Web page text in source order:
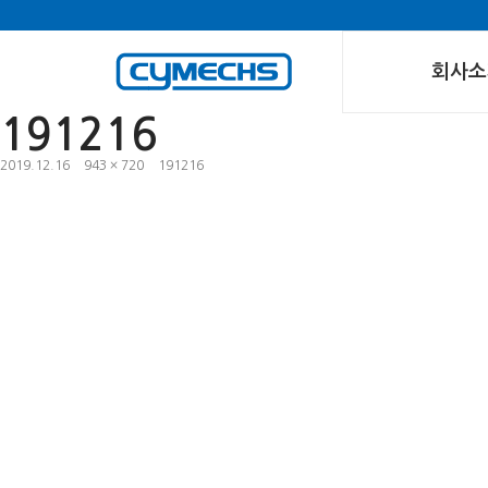
회사소
191216
2019.12.16 943 × 720 191216